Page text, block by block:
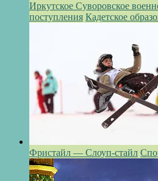
Иркутское Суворовское
поступления Кадетское
Фристайл — Слоуп-стайл